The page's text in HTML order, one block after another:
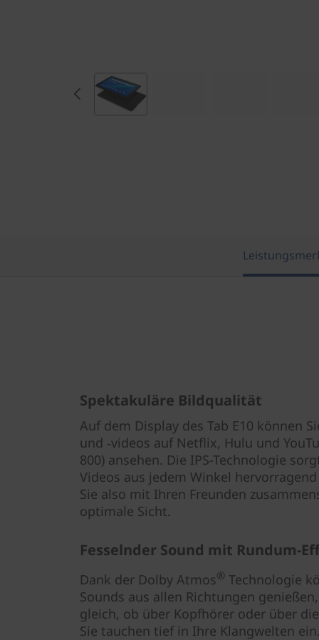
Spektakuläre Bildqualität
Auf dem Display des Tab E10 können
und ‑videos auf Netflix, Hulu und
800) ansehen. Die IPS-Technologie
Videos aus jedem Winkel
Sie also mit Ihren Freunden
optimale Sicht.
Fesselnder Sound mit Rundum-
Dank der Dolby Atmos® Technologie
Sounds aus allen Richtungen
gleich, ob über Kopfhörer oder über
Sie tauchen tief in Ihre Klangwelten ein.